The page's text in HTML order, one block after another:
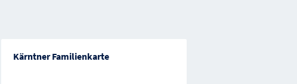
Kärntner Familienkarte